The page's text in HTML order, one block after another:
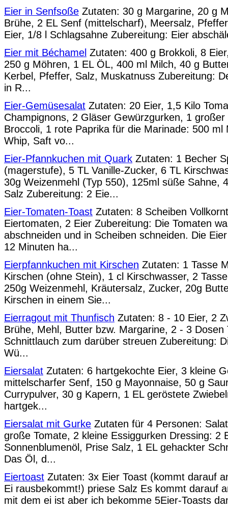
Eier in Senfsoße Zutaten: 30 g Margarine, 20 g
Brühe, 2 EL Senf (mittelscharf), Meersalz,
Eier, 1/8 l Schlagsahne Zubereitung: Eier
Eier mit Béchamel Zutaten: 400 g Brokkoli, 8
250 g Möhren, 1 EL ÖL, 400 ml Milch, 40 g
Kerbel, Pfeffer, Salz, Muskatnuss Zubereitung:
in R...
Eier-Gemüsesalat Zutaten: 20 Eier, 1,5 Kilo
Champignons, 2 Gläser Gewürzgurken, 1
Broccoli, 1 rote Paprika für die Marinade: 500 ml
Whip, Saft vo...
Eier-Pfannkuchen mit Quark Zutaten: 1 Becher
(magerstufe), 5 TL Vanille-Zucker, 6 TL
30g Weizenmehl (Typ 550), 125ml süße Sahne,
Salz Zubereitung: 2 Eie...
Eier-Tomaten-Toast Zutaten: 8 Scheiben
Eiertomaten, 2 Eier Zubereitung: Die Tomaten
abschneiden und in Scheiben schneiden. Die
12 Minuten ha...
Eierpfannkuchen mit Kirschen Zutaten: 1 Tasse
Kirschen (ohne Stein), 1 cl Kirschwasser, 2
250g Weizenmehl, Kräutersalz, Zucker, 20g
Kirschen in einem Sie...
Eierragout mit Thunfisch Zutaten: 8 - 10 Eier, 2
Brühe, Mehl, Butter bzw. Margarine, 2 - 3 Dosen
Schnittlauch zum darüber streuen Zubereitung:
Wü...
Eiersalat Zutaten: 6 hartgekochte Eier, 3 kleine
mittelscharfer Senf, 150 g Mayonnaise, 50 g
Currypulver, 30 g Kapern, 1 EL geröstete
hartgek...
Eiersalat mit Gurke Zutaten für 4 Personen:
große Tomate, 2 kleine Essiggurken Dressing: 2
Sonnenblumenöl, Prise Salz, 1 EL gehackter
Das Öl, d...
Eiertoast Zutaten: 3x Eier Toast (kommt darauf
Ei rausbekommt!) priese Salz Es kommt darauf
mit dem ei ist aber ich bekomme 5Eier-Toasts